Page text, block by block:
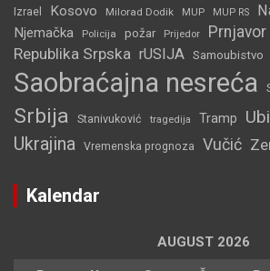
Izrael Kosovo Milorad Dodik MUP MUP RS
Njemačka Policija požar Prijedor Prnjavor
Republika Srpska rUSIJA Samoubistvo
Saobraćajna nesreća
Srbija Stanivuković tragedija Tramp
Ukrajina Vremenska prognoza Vučić
Kalendar
AUGUST 2026